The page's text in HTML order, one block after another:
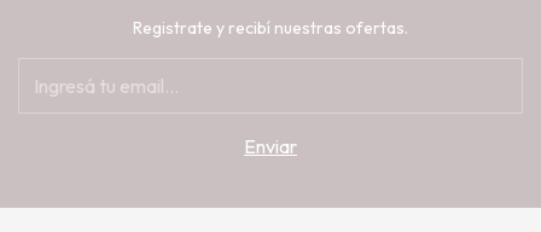
Registrate y recibí nuestras ofertas.